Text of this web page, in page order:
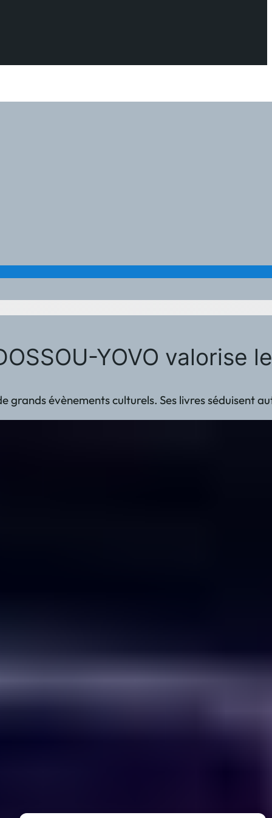
YOVO valorise
grands évènements culturels. Ses livres séduisent